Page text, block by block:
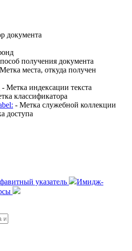
документа
получения документа
места, откуда получен
- Метка индексации текста
классификатора
- Метка служебной коллекции
доступа
указатель
Имидж-